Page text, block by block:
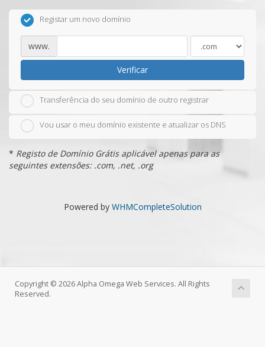
Registar um novo domínio
www.
Verificar
Transferência do seu domínio de outro registrar
Vou usar o meu domínio existente e atualizar os DNS
* Registo de Domínio Grátis aplicável apenas para as
seguintes extensões: .com, .net, .org
Powered by WHMCompleteSolution
Copyright © 2026 Alpha Omega Web Services. All Rights
Reserved.